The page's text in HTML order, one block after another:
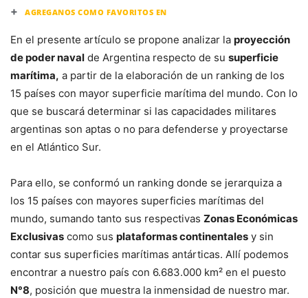
+ AGREGANOS COMO FAVORITOS EN
En el presente artículo se propone analizar la proyección
de poder naval de Argentina respecto de su superficie
marítima, a partir de la elaboración de un ranking de los
15 países con mayor superficie marítima del mundo. Con lo
que se buscará determinar si las capacidades militares
argentinas son aptas o no para defenderse y proyectarse
en el Atlántico Sur.
Para ello, se conformó un ranking donde se jerarquiza a
los 15 países con mayores superficies marítimas del
mundo, sumando tanto sus respectivas Zonas Económicas
Exclusivas como sus plataformas continentales y sin
contar sus superficies marítimas antárticas. Allí podemos
encontrar a nuestro país con 6.683.000 km² en el puesto
N°8, posición que muestra la inmensidad de nuestro mar.